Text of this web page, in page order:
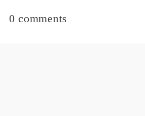
0 comments